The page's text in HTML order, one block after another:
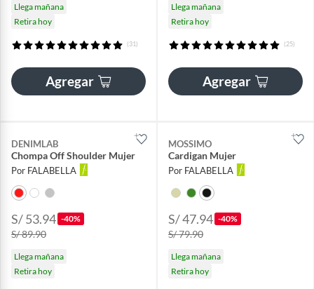
Llega mañana
Retira hoy
(31)
Agregar
Llega mañana
Retira hoy
(25)
Agregar
DENIMLAB
Chompa Off Shoulder Mujer
Por FALABELLA
S/ 53.94 -40%
S/ 89.90
Llega mañana
Retira hoy
MOSSIMO
Cardigan Mujer
Por FALABELLA
S/ 47.94 -40%
S/ 79.90
Llega mañana
Retira hoy